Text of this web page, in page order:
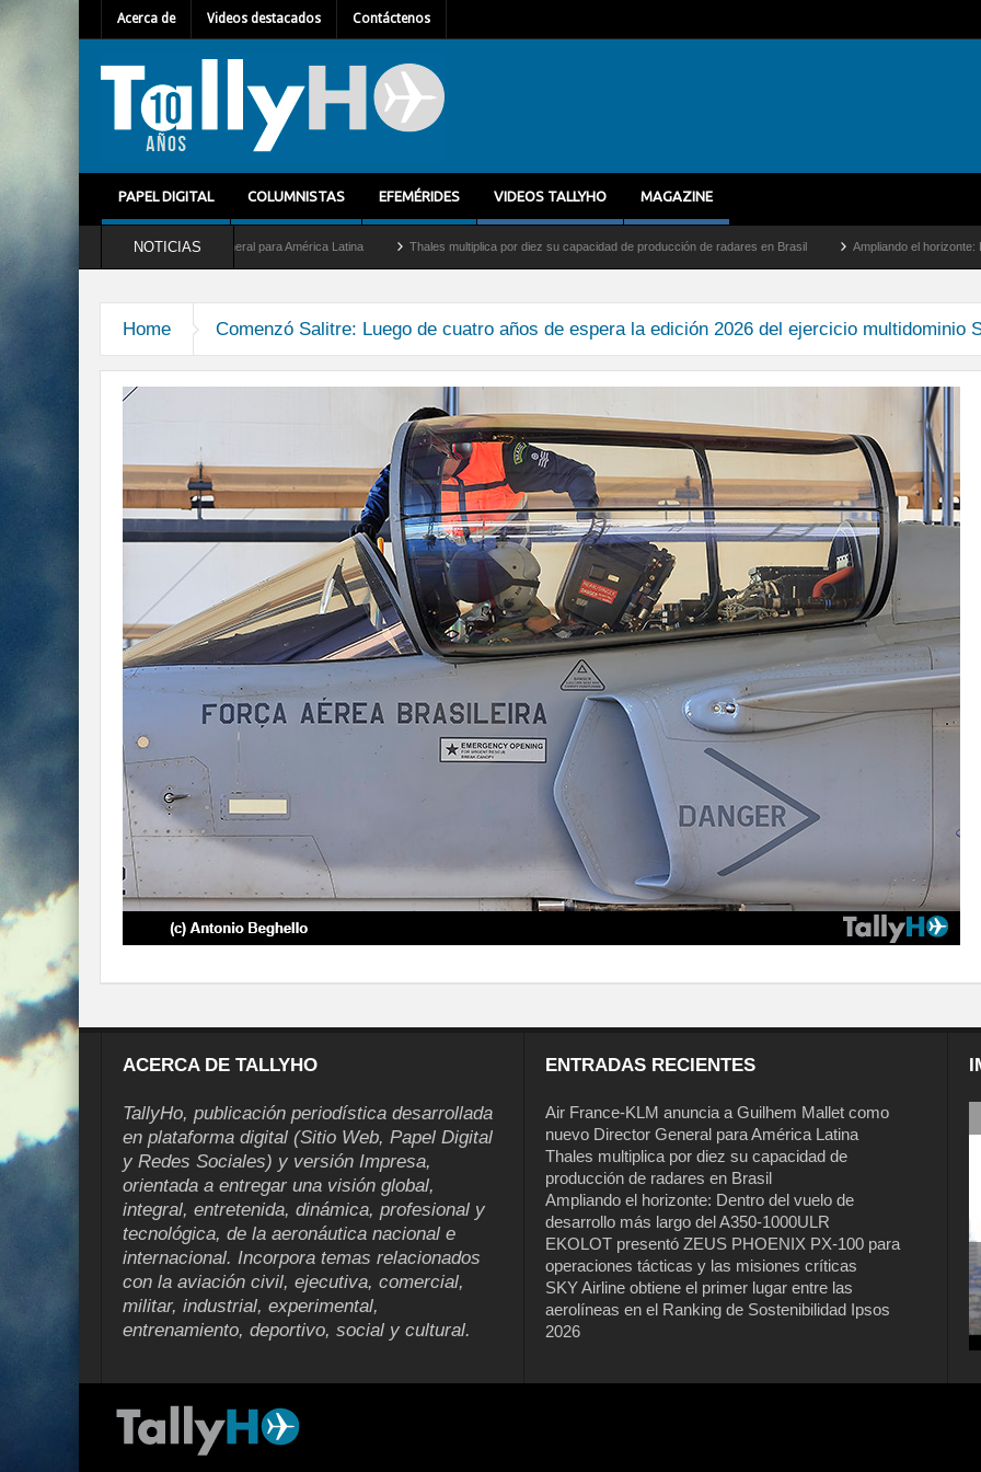
Acerca de Videos destacados Contáctenos
PAPEL DIGITAL COLUMNISTAS EFEMÉRIDES VIDEOS TALLYHO MAGAZINE
NOTICIAS
Mallet como nuevo Director General para América Latina Thales multiplica por diez su capacidad de producción de radares en Brasil Ampliando el horizonte:
Home Comenzó Salitre: Luego de cuatro años de espera la edición 2026 del ejercicio multidominio
dia-01-013
ACERCA DE TALLYHO
TallyHo, publicación periodística desarrollada
en plataforma digital (Sitio Web, Papel Digital
y Redes Sociales) y versión Impresa,
orientada a entregar una visión global,
integral, entretenida, dinámica, profesional y
tecnológica, de la aeronáutica nacional e
internacional. Incorpora temas relacionados
con la aviación civil, ejecutiva, comercial,
militar, industrial, experimental,
entrenamiento, deportivo, social y cultural.
ENTRADAS RECIENTES
Air France-KLM anuncia a Guilhem Mallet como
nuevo Director General para América Latina
Thales multiplica por diez su capacidad de
producción de radares en Brasil
Ampliando el horizonte: Dentro del vuelo de
desarrollo más largo del A350-1000ULR
EKOLOT presentó ZEUS PHOENIX PX-100 para
operaciones tácticas y las misiones críticas
SKY Airline obtiene el primer lugar entre las
aerolíneas en el Ranking de Sostenibilidad Ipsos
2026